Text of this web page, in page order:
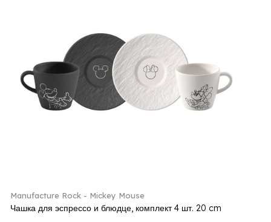
Manufacture Rock - Mickey Mouse
Чашка для эспрессо и блюдце, комплект 4 шт. 20 cm